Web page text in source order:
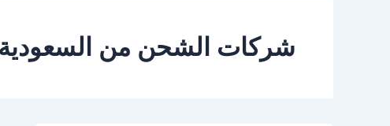
شركات الشحن من